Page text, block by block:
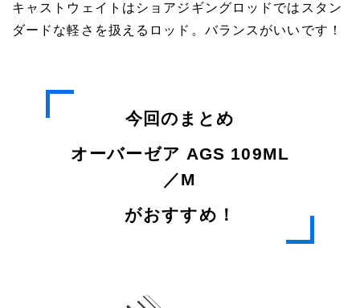
キャストウェイトはショアジギングロッドではスタン
ダードな軽さを扱えるロッド。バランスがいいです！
今回のまとめ
オーバーゼア AGS 109ML
／M
がおすすめ！